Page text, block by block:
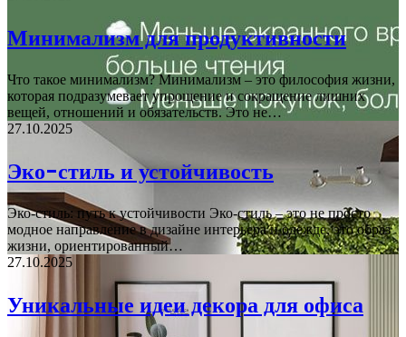
Минимализм для продуктивности
Что такое минимализм? Минимализм – это философия жизни,
которая подразумевает упрощение и сокращение лишних
вещей, отношений и обязательств. Это не…
27.10.2025
Эко-стиль и устойчивость
Эко-стиль: путь к устойчивости Эко-стиль – это не просто
модное направление в дизайне интерьера и одежде, это образ
жизни, ориентированный…
27.10.2025
Уникальные идеи декора для офиса